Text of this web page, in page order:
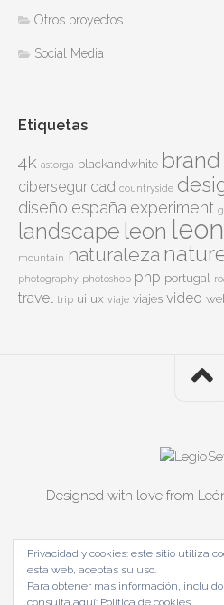
Otros proyectos
Social Media
Etiquetas
4k astorga blackandwhite brand
ciberseguridad countryside
diseño españa experiment
landscape leon
mountain naturaleza
photography photoshop php portugal
travel trip ui ux viaje viajes video
Designed with love from
Privacidad y cookies: este sitio utiliza
esta web, aceptas su uso.
Para obtener más información,
consulta aquí: Política de cookies